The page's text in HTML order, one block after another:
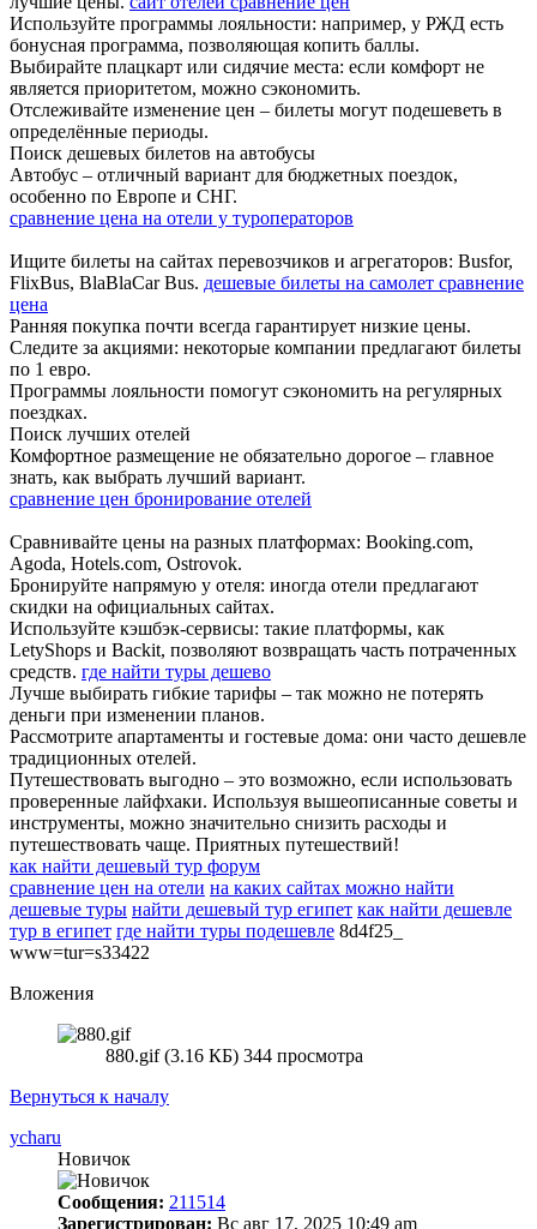
Используйте программы лояльности: например, у РЖД есть
бонусная программа, позволяющая копить баллы.
Выбирайте плацкарт или сидячие места: если комфорт не
является приоритетом, можно сэкономить.
Отслеживайте изменение цен – билеты могут подешеветь в
определённые периоды.
Поиск дешевых билетов на автобусы
Автобус – отличный вариант для бюджетных поездок,
особенно по Европе и СНГ.
сравнение цена на отели у туроператоров
Ищите билеты на сайтах перевозчиков и агрегаторов: Busfor,
FlixBus, BlaBlaCar Bus. дешевые билеты на самолет сравнение
цена
Ранняя покупка почти всегда гарантирует низкие цены.
Следите за акциями: некоторые компании предлагают билеты
по 1 евро.
Программы лояльности помогут сэкономить на регулярных
поездках.
Поиск лучших отелей
Комфортное размещение не обязательно дорогое – главное
знать, как выбрать лучший вариант.
сравнение цен бронирование отелей
Сравнивайте цены на разных платформах: Booking.com,
Agoda, Hotels.com, Ostrovok.
Бронируйте напрямую у отеля: иногда отели предлагают
скидки на официальных сайтах.
Используйте кэшбэк-сервисы: такие платформы, как
LetyShops и Backit, позволяют возвращать часть потраченных
средств. где найти туры дешево
Лучше выбирать гибкие тарифы – так можно не потерять
деньги при изменении планов.
Рассмотрите апартаменты и гостевые дома: они часто дешевле
традиционных отелей.
Путешествовать выгодно – это возможно, если использовать
проверенные лайфхаки. Используя вышеописанные советы и
инструменты, можно значительно снизить расходы и
путешествовать чаще. Приятных путешествий!
как найти дешевый тур форум
сравнение цен на отели на каких сайтах можно найти
дешевые туры найти дешевый тур египет как найти дешевле
тур в египет где найти туры подешевле 8d4f25_
www=tur=s33422
Вложения
880.gif (3.16 КБ) 344 просмотра
Вернуться к началу
ycharu
Новичок
Сообщения: 211514
Зарегистрирован: Вс авг 17, 2025 10:49 am